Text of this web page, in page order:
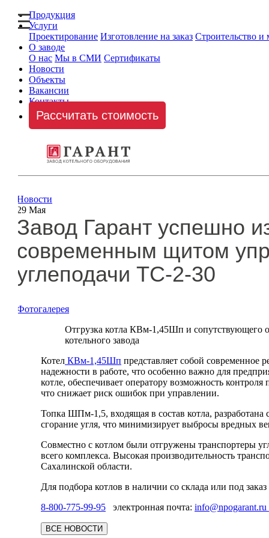
Продукция
Услуги
Проектирование Изготовление на заказ Строительство и
О заводе
О нас Мы в СМИ Сертификаты
Новости
Объекты
Вакансии
Контакты
Рассчитать стоимость
Новости
29 Мая
Завод Гарант успешно
современным щитом
углеподачи ТС-2-30
Фотогалерея
Отгрузка котла КВм-1,45Шп и сопутствующего
котельного завода
Котел КВм-1,45Шп представляет собой современное
надежности в работе, что особенно важно для
котле, обеспечивает оператору возможность
что снижает риск ошибок при управлении.
Топка ШПм-1,5, входящая в состав котла,
сгорание угля, что минимизирует выбросы вредных
Совместно с котлом были отгружены транспортеры
всего комплекса. Высокая производительность
Сахалинской области.
Для подбора котлов в наличии со склада или под заказ
8-800-775-99-95 электронная почта: info@npogarant.ru